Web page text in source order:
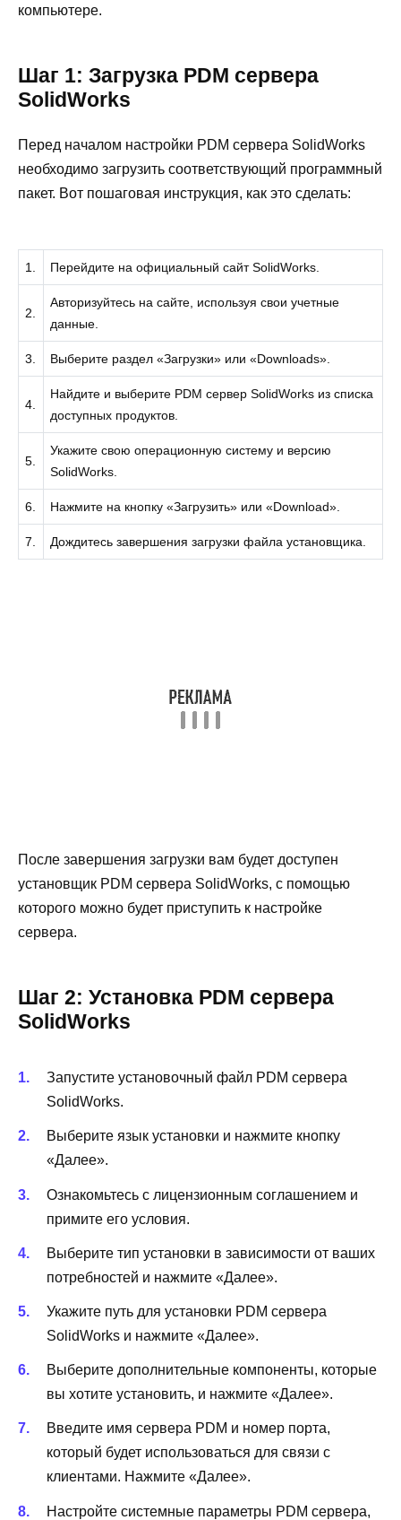
компьютере.
Шаг 1: Загрузка PDM сервера
SolidWorks
Перед началом настройки PDM сервера SolidWorks
необходимо загрузить соответствующий программный
пакет. Вот пошаговая инструкция, как это сделать:
1. Перейдите на официальный сайт SolidWorks.
2.
Авторизуйтесь на сайте, используя свои учетные
данные.
3. Выберите раздел «Загрузки» или «Downloads».
4.
Найдите и выберите PDM сервер SolidWorks из списка
доступных продуктов.
5.
Укажите свою операционную систему и версию
SolidWorks.
6. Нажмите на кнопку «Загрузить» или «Download».
7. Дождитесь завершения загрузки файла установщика.
После завершения загрузки вам будет доступен
установщик PDM сервера SolidWorks, с помощью
которого можно будет приступить к настройке
сервера.
Шаг 2: Установка PDM сервера
SolidWorks
Запустите установочный файл PDM сервера
SolidWorks.
Выберите язык установки и нажмите кнопку
«Далее».
Ознакомьтесь с лицензионным соглашением и
примите его условия.
Выберите тип установки в зависимости от ваших
потребностей и нажмите «Далее».
Укажите путь для установки PDM сервера
SolidWorks и нажмите «Далее».
Выберите дополнительные компоненты, которые
вы хотите установить, и нажмите «Далее».
Введите имя сервера PDM и номер порта,
который будет использоваться для связи с
клиентами. Нажмите «Далее».
Настройте системные параметры PDM сервера,